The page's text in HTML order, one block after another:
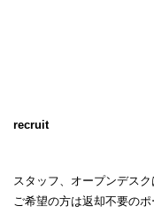
recruit
スタッフ、オープンデス
ご希望の方は返却不要の